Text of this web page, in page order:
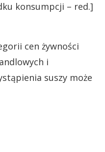
konsumpcji – red.]
cen żywności
i
suszy może